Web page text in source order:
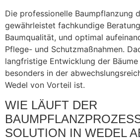
Die professionelle Baumpflanzung
gewährleistet fachkundige
Baumqualität, und optimal
Pflege- und Schutzmaßnahmen.
langfristige Entwicklung der
besonders in der
Wedel von Vorteil ist.
WIE LÄUFT DER
SOLUTION IN WEDEL